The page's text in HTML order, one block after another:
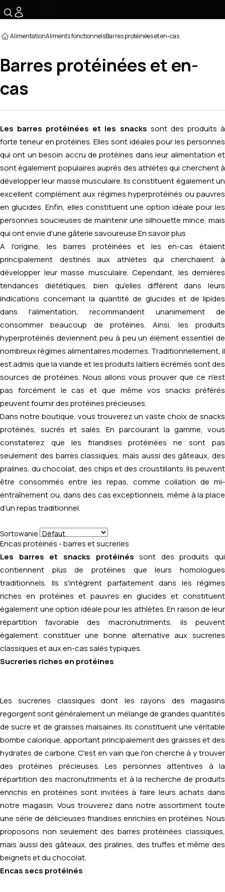
AlimentationAliments fonctionnelsBarres protéinées et en-cas
Barres protéinées et en-
cas
Les barres protéinées et les snacks sont des produits à
forte teneur en protéines. Elles sont idéales pour les personnes
qui ont un besoin accru de protéines dans leur alimentation et
sont également populaires auprès des athlètes qui cherchent à
développer leur masse musculaire. Ils constituent également un
excellent complément aux régimes hyperprotéinés ou pauvres
en glucides. Enfin, elles constituent une option idéale pour les
personnes soucieuses de maintenir une silhouette mince, mais
qui ont envie d'une gâterie savoureuse. En savoir plus
A l'origine, les barres protéinées et les en-cas étaient
principalement destinés aux athlètes qui cherchaient à
développer leur masse musculaire. Cependant, les dernières
tendances diététiques, bien qu'elles diffèrent dans leurs
indications concernant la quantité de glucides et de lipides
dans l'alimentation, recommandent unanimement de
consommer beaucoup de protéines. Ainsi, les produits
hyperprotéinés deviennent peu à peu un élément essentiel de
nombreux régimes alimentaires modernes. Traditionnellement, il
est admis que la viande et les produits laitiers écrémés sont des
sources de protéines. Nous allons vous prouver que ce n'est
pas forcément le cas et que même vos snacks préférés
peuvent fournir des protéines précieuses.
Dans notre boutique, vous trouverez un vaste choix de snacks
protéinés, sucrés et salés. En parcourant la gamme, vous
constaterez que les friandises protéinées ne sont pas
seulement des barres classiques, mais aussi des gâteaux, des
pralines, du chocolat, des chips et des croustillants. Ils peuvent
être consommés entre les repas, comme collation de mi-
entraînement ou, dans des cas exceptionnels, même à la place
d'un repas traditionnel.
Sortowanie
Encas protéinés - barres et sucreries
Les barres et snacks protéinés sont des produits qui
contiennent plus de protéines que leurs homologues
traditionnels. Ils s'intègrent parfaitement dans les régimes
riches en protéines et pauvres en glucides et constituent
également une option idéale pour les athlètes. En raison de leur
répartition favorable des macronutriments, ils peuvent
également constituer une bonne alternative aux sucreries
classiques et aux en-cas salés typiques.
Sucreries riches en protéines
Les sucreries classiques dont les rayons des magasins
regorgent sont généralement un mélange de grandes quantités
de sucre et de graisses malsaines. Ils constituent une véritable
bombe calorique, apportant principalement des graisses et des
hydrates de carbone. C'est en vain que l'on cherche à y trouver
des protéines précieuses. Les personnes attentives à la
répartition des macronutriments et à la recherche de produits
enrichis en protéines sont invitées à faire leurs achats dans
notre magasin. Vous trouverez dans notre assortiment toute
une série de délicieuses friandises enrichies en protéines. Nous
proposons non seulement des barres protéinées classiques,
mais aussi des gâteaux, des pralines, des truffes et même des
beignets et du chocolat.
Encas secs protéinés